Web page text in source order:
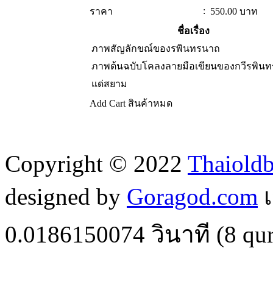
ราคา
: 550.00 บาท
ชื่อเรื่อง
ภาพสัญลักขณ์ของรพินทรนาถ
ภาพต้นฉบับโคลงลายมือเขียนของกวีรพิน
แด่สยาม
Add Cart สินค้าหมด
Copyright © 2022
designed by Goragod.com
0.0186150074 วินาที (8